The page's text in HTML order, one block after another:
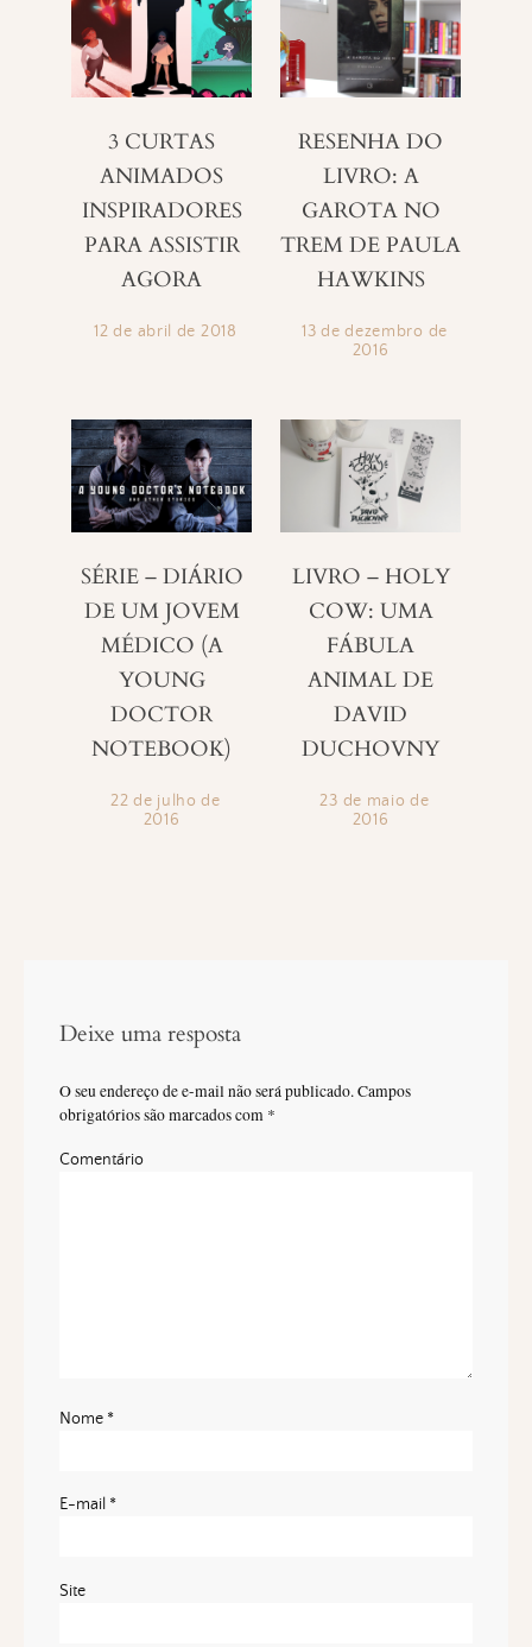
3 CURTAS
ANIMADOS
INSPIRADORES
PARA ASSISTIR
AGORA
12 de abril de 2018
RESENHA DO
LIVRO: A
GAROTA NO
TREM DE PAULA
HAWKINS
13 de dezembro de
2016
SÉRIE – DIÁRIO
DE UM JOVEM
MÉDICO (A
YOUNG
DOCTOR
NOTEBOOK)
22 de julho de
2016
LIVRO – HOLY
COW: UMA
FÁBULA
ANIMAL DE
DAVID
DUCHOVNY
23 de maio de
2016
Deixe uma resposta
O seu endereço de e-mail não será publicado.Campos
obrigatórios são marcados com *
Comentário
Nome *
E-mail *
Site